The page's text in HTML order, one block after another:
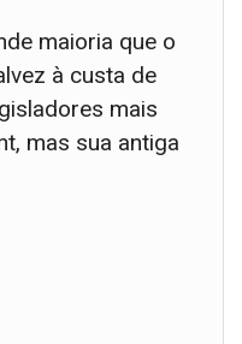
maioria que o
à custa de
mais
mas sua antiga